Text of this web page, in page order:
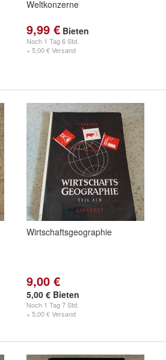
Weltkonzerne
9,99 € Bieten
Noch 1 Tag 6 Std.
+ 5,00 € Versand
Wirtschaftsgeographie
9,00 €
5,00 € Bieten
Noch 1 Tag 7 Std.
+ 5,00 € Versand